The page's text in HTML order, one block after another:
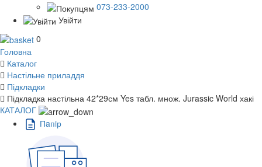
073-233-2000
Увійти
0
Головна
Каталог
Настільне приладдя
Підкладки
Підкладка настільна 42*29см Yes табл. множ. Jurassic World хакі
КАТАЛОГ
Пaпiр